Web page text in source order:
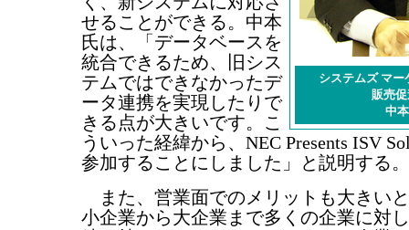
システムズ マ
販売
中
せることができる。中本
氏は、「データベースを
統合できるため、旧シス
テムではできなかったデ
ータ連携を実現したりで
きる点が大きいです。こ
ういった経緯から、NEC Presents ISV
参加することにしました」と説明する。
また、営業面でのメリットも大きい
小企業から大企業まで多くの企業に対